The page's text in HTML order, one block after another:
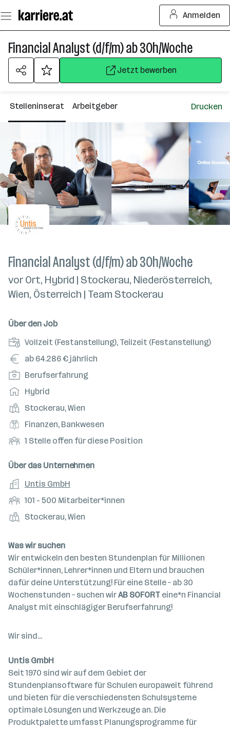
Seiteninhalt
springen
Anmelden
Financial Analyst (d/f/m) ab 30h/Woche
Jetzt bewerben
Stelleninserat Arbeitgeber Drucken
Financial Analyst (d/f/m) ab 30h/Woche
vor Ort, Hybrid | Stockerau, Niederösterreich,
Wien, Österreich | Team Stockerau
Über den Job
A
n
t
e
l
u
n
s
r
t
Vollzeit (Festanstellung), Teilzeit (Festanstellung)
G
e
h
a
l
t
ab 64.286 € jährlich
P
o
i
t
i
n
e
b
n
Berufserfahrung
A
r
b
e
i
s
m
o
d
e
Hybrid
D
i
n
t
o
t
e
Stockerau, Wien
B
e
u
s
f
l
e
r
Finanzen, Bankwesen
O
f
n
e
S
l
l
e
n
1 Stelle offen für diese Position
Über das Unternehmen
A
r
e
t
g
e
b
e
r
Untis GmbH
M
i
t
r
b
e
i
t
e
*
n
n
e
n
a
n
101 - 500 Mitarbeiter*innen
S
a
n
d
o
r
t
Stockerau, Wien
Was wir suchen
Wir entwickeln den besten Stundenplan für Millionen
Schüler*innen, Lehrer*innen und Eltern und brauchen
dafür deine Unterstützung! Für eine Stelle – ab 30
Wochenstunden – suchen wirAB SOFORT eine*n Financial
Analyst mit einschlägiger Berufserfahrung!
Wir sind...
Untis GmbH
Seit 1970 sind wir auf dem Gebiet der
Stundenplansoftware für Schulen europaweit führend
und bieten für die verschiedensten Schulsysteme
optimale Lösungen und Werkzeuge an. Die
Produktpalette umfasst Planungsprogramme für